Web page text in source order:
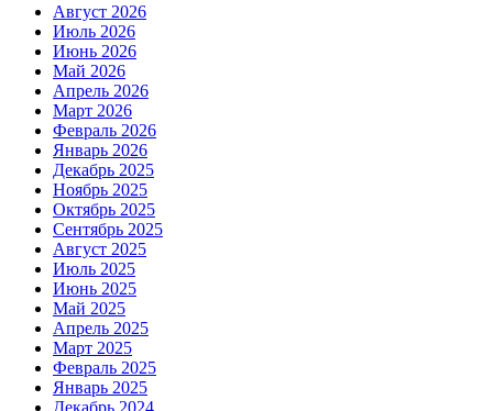
Август 2026
Июль 2026
Июнь 2026
Май 2026
Апрель 2026
Март 2026
Февраль 2026
Январь 2026
Декабрь 2025
Ноябрь 2025
Октябрь 2025
Сентябрь 2025
Август 2025
Июль 2025
Июнь 2025
Май 2025
Апрель 2025
Март 2025
Февраль 2025
Январь 2025
Декабрь 2024